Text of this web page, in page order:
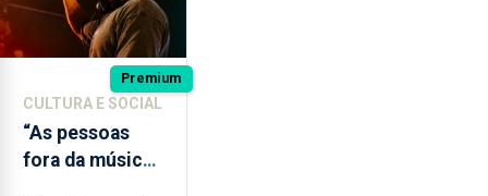
Premium
CULTURA E SOCIAL
“As pessoas
fora da música